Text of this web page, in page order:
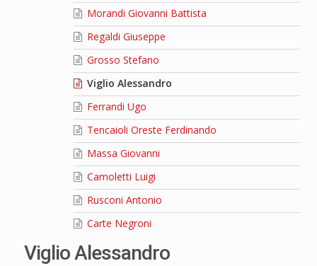
Morandi Giovanni Battista
Regaldi Giuseppe
Grosso Stefano
Viglio Alessandro
Ferrandi Ugo
Tencaioli Oreste Ferdinando
Massa Giovanni
Camoletti Luigi
Rusconi Antonio
Carte Negroni
Viglio Alessandro